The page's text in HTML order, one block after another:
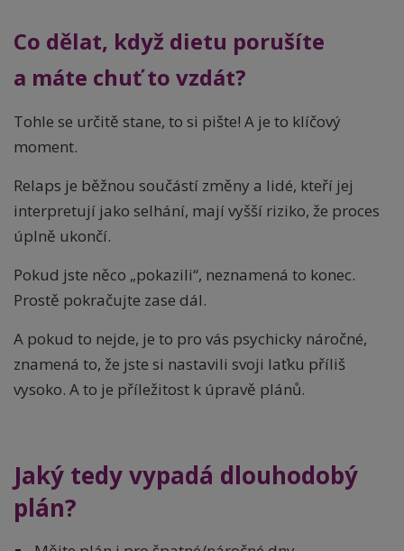
Co dělat, když dietu porušíte
a máte chuť to vzdát?
Tohle se určitě stane, to si pište! A je to klíčový
moment.
Relaps je běžnou součástí změny a lidé, kteří jej
interpretují jako selhání, mají vyšší riziko, že proces
úplně ukončí.
Pokud jste něco „pokazili“, neznamená to konec.
Prostě pokračujte zase dál.
A pokud to nejde, je to pro vás psychicky náročné,
znamená to, že jste si nastavili svoji laťku příliš
vysoko. A to je příležitost k úpravě plánů.
Jaký tedy vypadá dlouhodobý
plán?